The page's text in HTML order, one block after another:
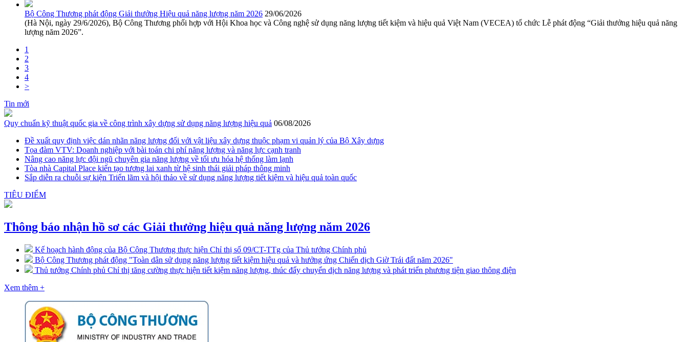
Bộ Công Thương phát động Giải thưởng Hiệu quả năng lượng năm 2026 29/06/2026
(Hà Nội, ngày 29/6/2026), Bộ Công Thương phối hợp với Hội Khoa học và Công nghệ sử dụng năng lượng tiết kiệm và hiệu quả Việt Nam (VECEA) tổ chức Lễ phát động “Giải thưởng hiệu quả năng
lượng năm 2026”.
1
2
3
4
>
Tin mới
Quy chuẩn kỹ thuật quốc gia về công trình xây dựng sử dụng năng lượng hiệu quả 06/08/2026
Đề xuất quy định việc dán nhãn năng lượng đối với vật liệu xây dựng thuộc phạm vi quản lý của Bộ Xây dựng
Tọa đàm VTV: Doanh nghiệp với bài toán chi phí năng lượng và năng lực cạnh tranh
Nâng cao năng lực đội ngũ chuyên gia năng lượng về tối ưu hóa hệ thống làm lạnh
Tòa nhà Capital Place kiến tạo tương lai xanh từ hệ sinh thái giải pháp thông minh
Sắp diễn ra chuỗi sự kiện Triển lãm và hội thảo về sử dụng năng lượng tiết kiệm và hiệu quả toàn quốc
TIÊU ĐIỂM
Thông báo nhận hồ sơ các Giải thưởng hiệu quả năng lượng năm 2026
Kế hoạch hành động của Bộ Công Thương thực hiện Chỉ thị số 09/CT-TTg của Thủ tướng Chính phủ
Bộ Công Thương phát động "Toàn dân sử dụng năng lượng tiết kiệm hiệu quả và hưởng ứng Chiến dịch Giờ Trái đất năm 2026"
Thủ tướng Chính phủ Chỉ thị tăng cường thực hiện tiết kiệm năng lượng, thúc đẩy chuyển dịch năng lượng và phát triển phương tiện giao thông điện
Xem thêm +